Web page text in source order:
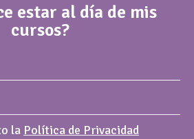
estar al día de mis
cursos?
la Política de Privacidad